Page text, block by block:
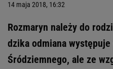
14 maja 2018, 16:32
Rozmaryn należy do
dzika odmiana
Śródziemnego, ale ze